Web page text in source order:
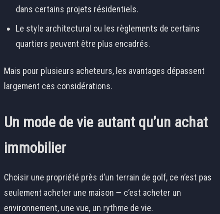
dans certains projets résidentiels.
Le style architectural ou les règlements de certains
quartiers peuvent être plus encadrés.
Mais pour plusieurs acheteurs, les avantages dépassent
largement ces considérations.
Un mode de vie autant qu’un achat
immobilier
Choisir une propriété près d’un terrain de golf, ce n’est pas
seulement acheter une maison — c’est acheter un
environnement, une vue, un rythme de vie.